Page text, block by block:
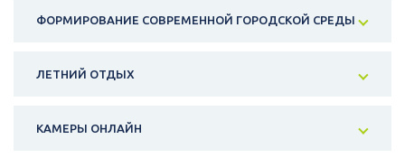
ФОРМИРОВАНИЕ СОВРЕМЕННОЙ ГОРОДСКОЙ СРЕДЫ
ЛЕТНИЙ ОТДЫХ
КАМЕРЫ ОНЛАЙН